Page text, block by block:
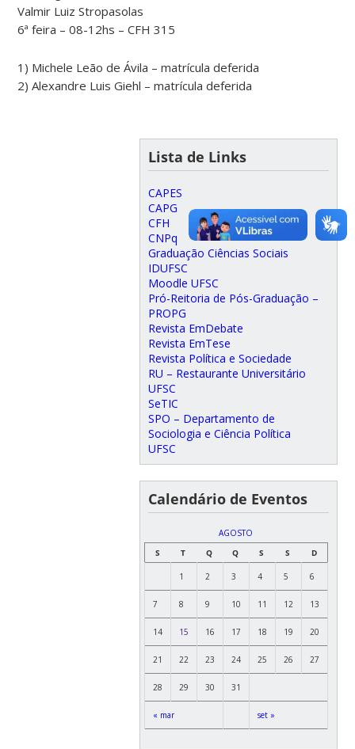
Valmir Luiz Stropasolas
6ª feira – 08-12hs – CFH 315
1) Michele Leão de Ávila – matrícula deferida
2) Alexandre Luis Giehl – matrícula deferida
Lista de Links
CAPES
CAPG
CFH
CNPq
Graduação Ciências Sociais
IDUFSC
Moodle UFSC
Pró-Reitoria de Pós-Graduação –
PROPG
Revista EmDebate
Revista EmTese
Revista Política e Sociedade
RU – Restaurante Universitário
UFSC
SeTIC
SPO – Departamento de
Sociologia e Ciência Política
UFSC
Calendário de Eventos
AGOSTO
S
T Q Q S S D
« mar set »
1 2 3 4 5 6
7 8 9 10 11 12 13
14 15 16 17 18 19 20
21 22 23 24 25 26 27
28 29 30 31